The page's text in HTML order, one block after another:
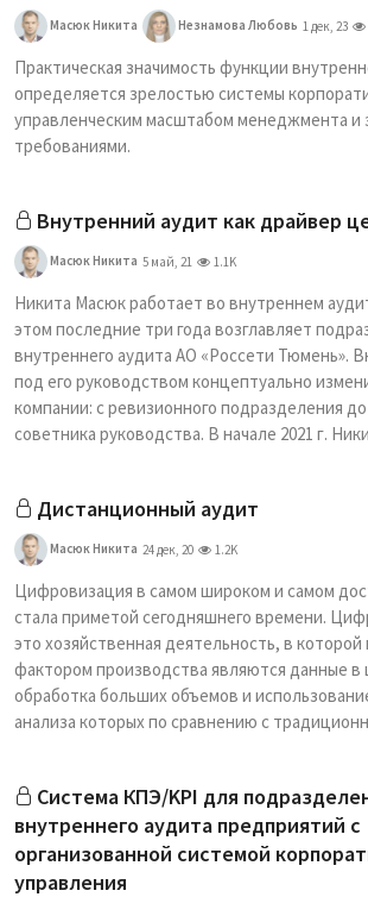
Масюк Никита Незнамова Любовь 1 дек, 23
Практическая значимость функции
определяется зрелостью системы
управленческим масштабом менеджмента и
требованиями.
Внутренний аудит как драйвер
Масюк Никита 5 май, 21 1.1K
Никита Масюк работает во внутреннем
этом последние три года возглавляет
внутреннего аудита АО «Россети Тюмень».
под его руководством концептуально
компании: с ревизионного подразделения
советника руководства. В начале 2021 г.
Дистанционный аудит
Масюк Никита 24 дек, 20 1.2K
Цифровизация в самом широком и самом
стала приметой сегодняшнего времени.
это хозяйственная деятельность, в
фактором производства являются данные
обработка больших объемов и
анализа которых по сравнению с
Система КПЭ/KPI для
внутреннего аудита предприятий с
организованной системой
управления